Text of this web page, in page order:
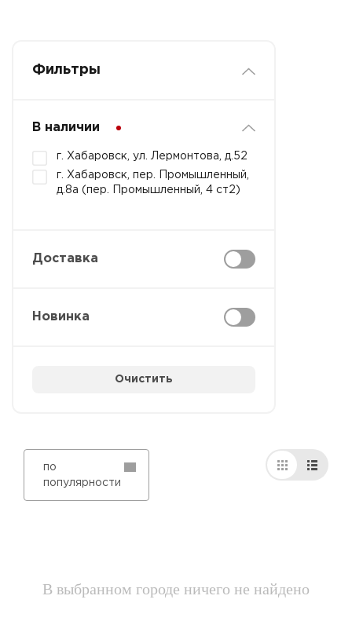
Фильтры
В наличии
г. Хабаровск, ул. Лермонтова, д.52
г. Хабаровск, пер. Промышленный,
д.8а (пер. Промышленный, 4 ст2)
Доставка
Новинка
Очистить
по
популярности
В выбранном городе ничего не найдено